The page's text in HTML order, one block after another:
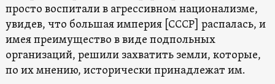
просто воспитали в агрессивном национализме,
увидев, что большая империя [СССР] распалась, и
имея преимущество в виде подпольных
организаций, решили захватить земли, которые,
по их мнению, исторически принадлежат им.